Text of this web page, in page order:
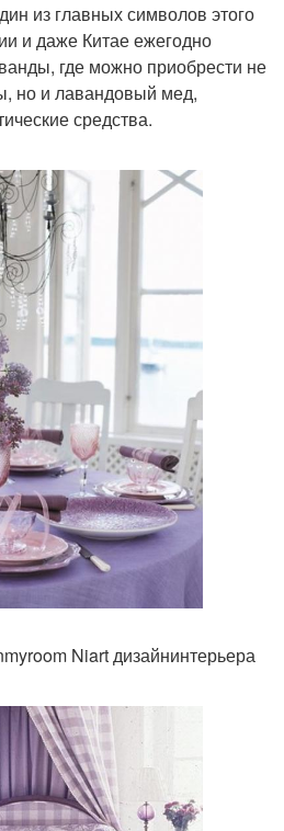
из главных символов этого
и даже Китае ежегодно
где можно приобрести не
но и лавандовый мед,
средства.
Niart дизайнинтерьера